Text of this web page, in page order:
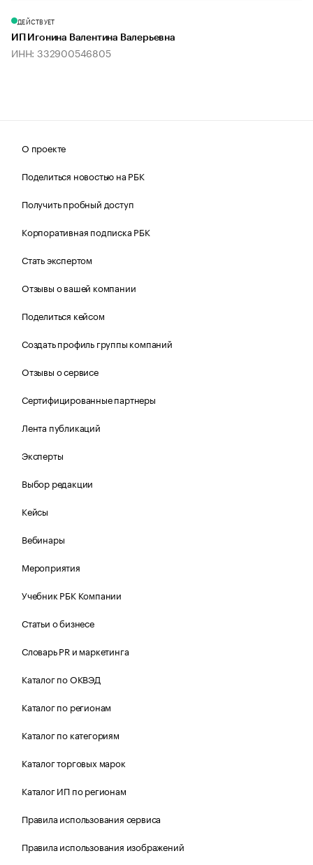
ДЕЙСТВУЕТ
ИП Игонина Валентина Валерьевна
ИНН: 332900546805
О проекте
Поделиться новостью на РБК
Получить пробный доступ
Корпоративная подписка РБК
Стать экспертом
Отзывы о вашей компании
Поделиться кейсом
Создать профиль группы компаний
Отзывы о сервисе
Сертифицированные партнеры
Лента публикаций
Эксперты
Выбор редакции
Кейсы
Вебинары
Мероприятия
Учебник РБК Компании
Статьи о бизнесе
Словарь PR и маркетинга
Каталог по ОКВЭД
Каталог по регионам
Каталог по категориям
Каталог торговых марок
Каталог ИП по регионам
Правила использования сервиса
Правила использования изображений